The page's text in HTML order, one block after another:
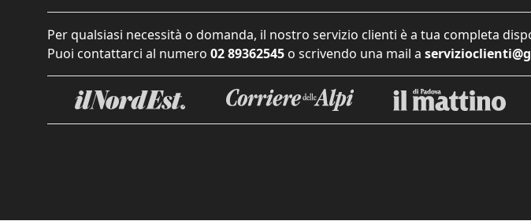
Per qualsiasi necessità o domanda, il nostro servizio clienti è a tua completa
Puoi contattarci al numero 02 89362545 o scrivendo una mail a